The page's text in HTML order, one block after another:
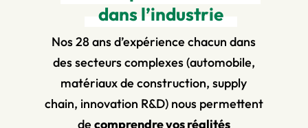
dans l’industrie
Nos 28 ans d’expérience chacun dans
des secteurs complexes (automobile,
matériaux de construction, supply
chain, innovation R&D) nous permettent
decomprendre vos réalités